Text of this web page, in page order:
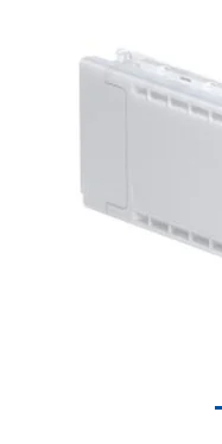
Previous